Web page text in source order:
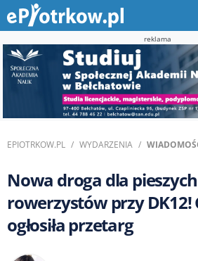
reklama
EPIOTRKOW.PL WYDARZENIA
Nowa droga dla
rowerzystów przy DK12!
ogłosiła przetarg